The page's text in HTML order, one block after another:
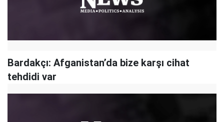
Bardakçı: Afganistan’da bize karşı cihat
tehdidi var